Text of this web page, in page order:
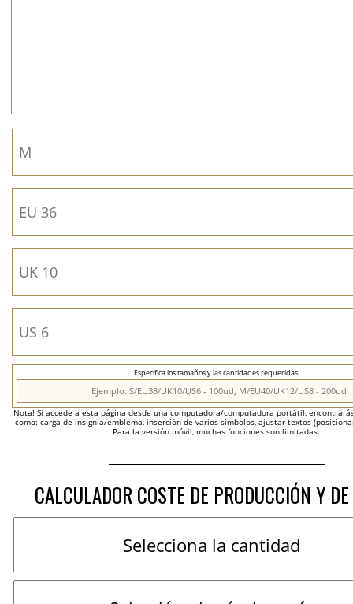
Especifica los tamaños y las cantidades requeridas:
Nota! Si accede a esta página desde una computadora/computadora portátil,
como: carga de insignia/emblema, inserción de varios símbolos, ajustar textos
Para la versión móvil, muchas funciones son limitadas.
CALCULADOR COSTE DE PRODUCCIÓN Y